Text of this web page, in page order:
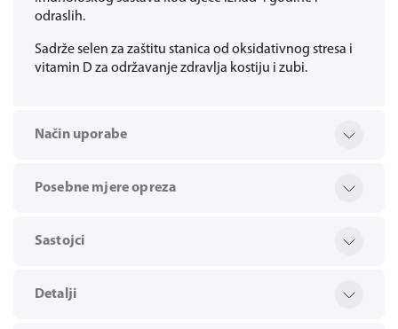
odraslih.
Sadrže selen za zaštitu stanica od oksidativnog stresa i
vitamin D za održavanje zdravlja kostiju i zubi.
Način uporabe
Posebne mjere opreza
Sastojci
Detalji